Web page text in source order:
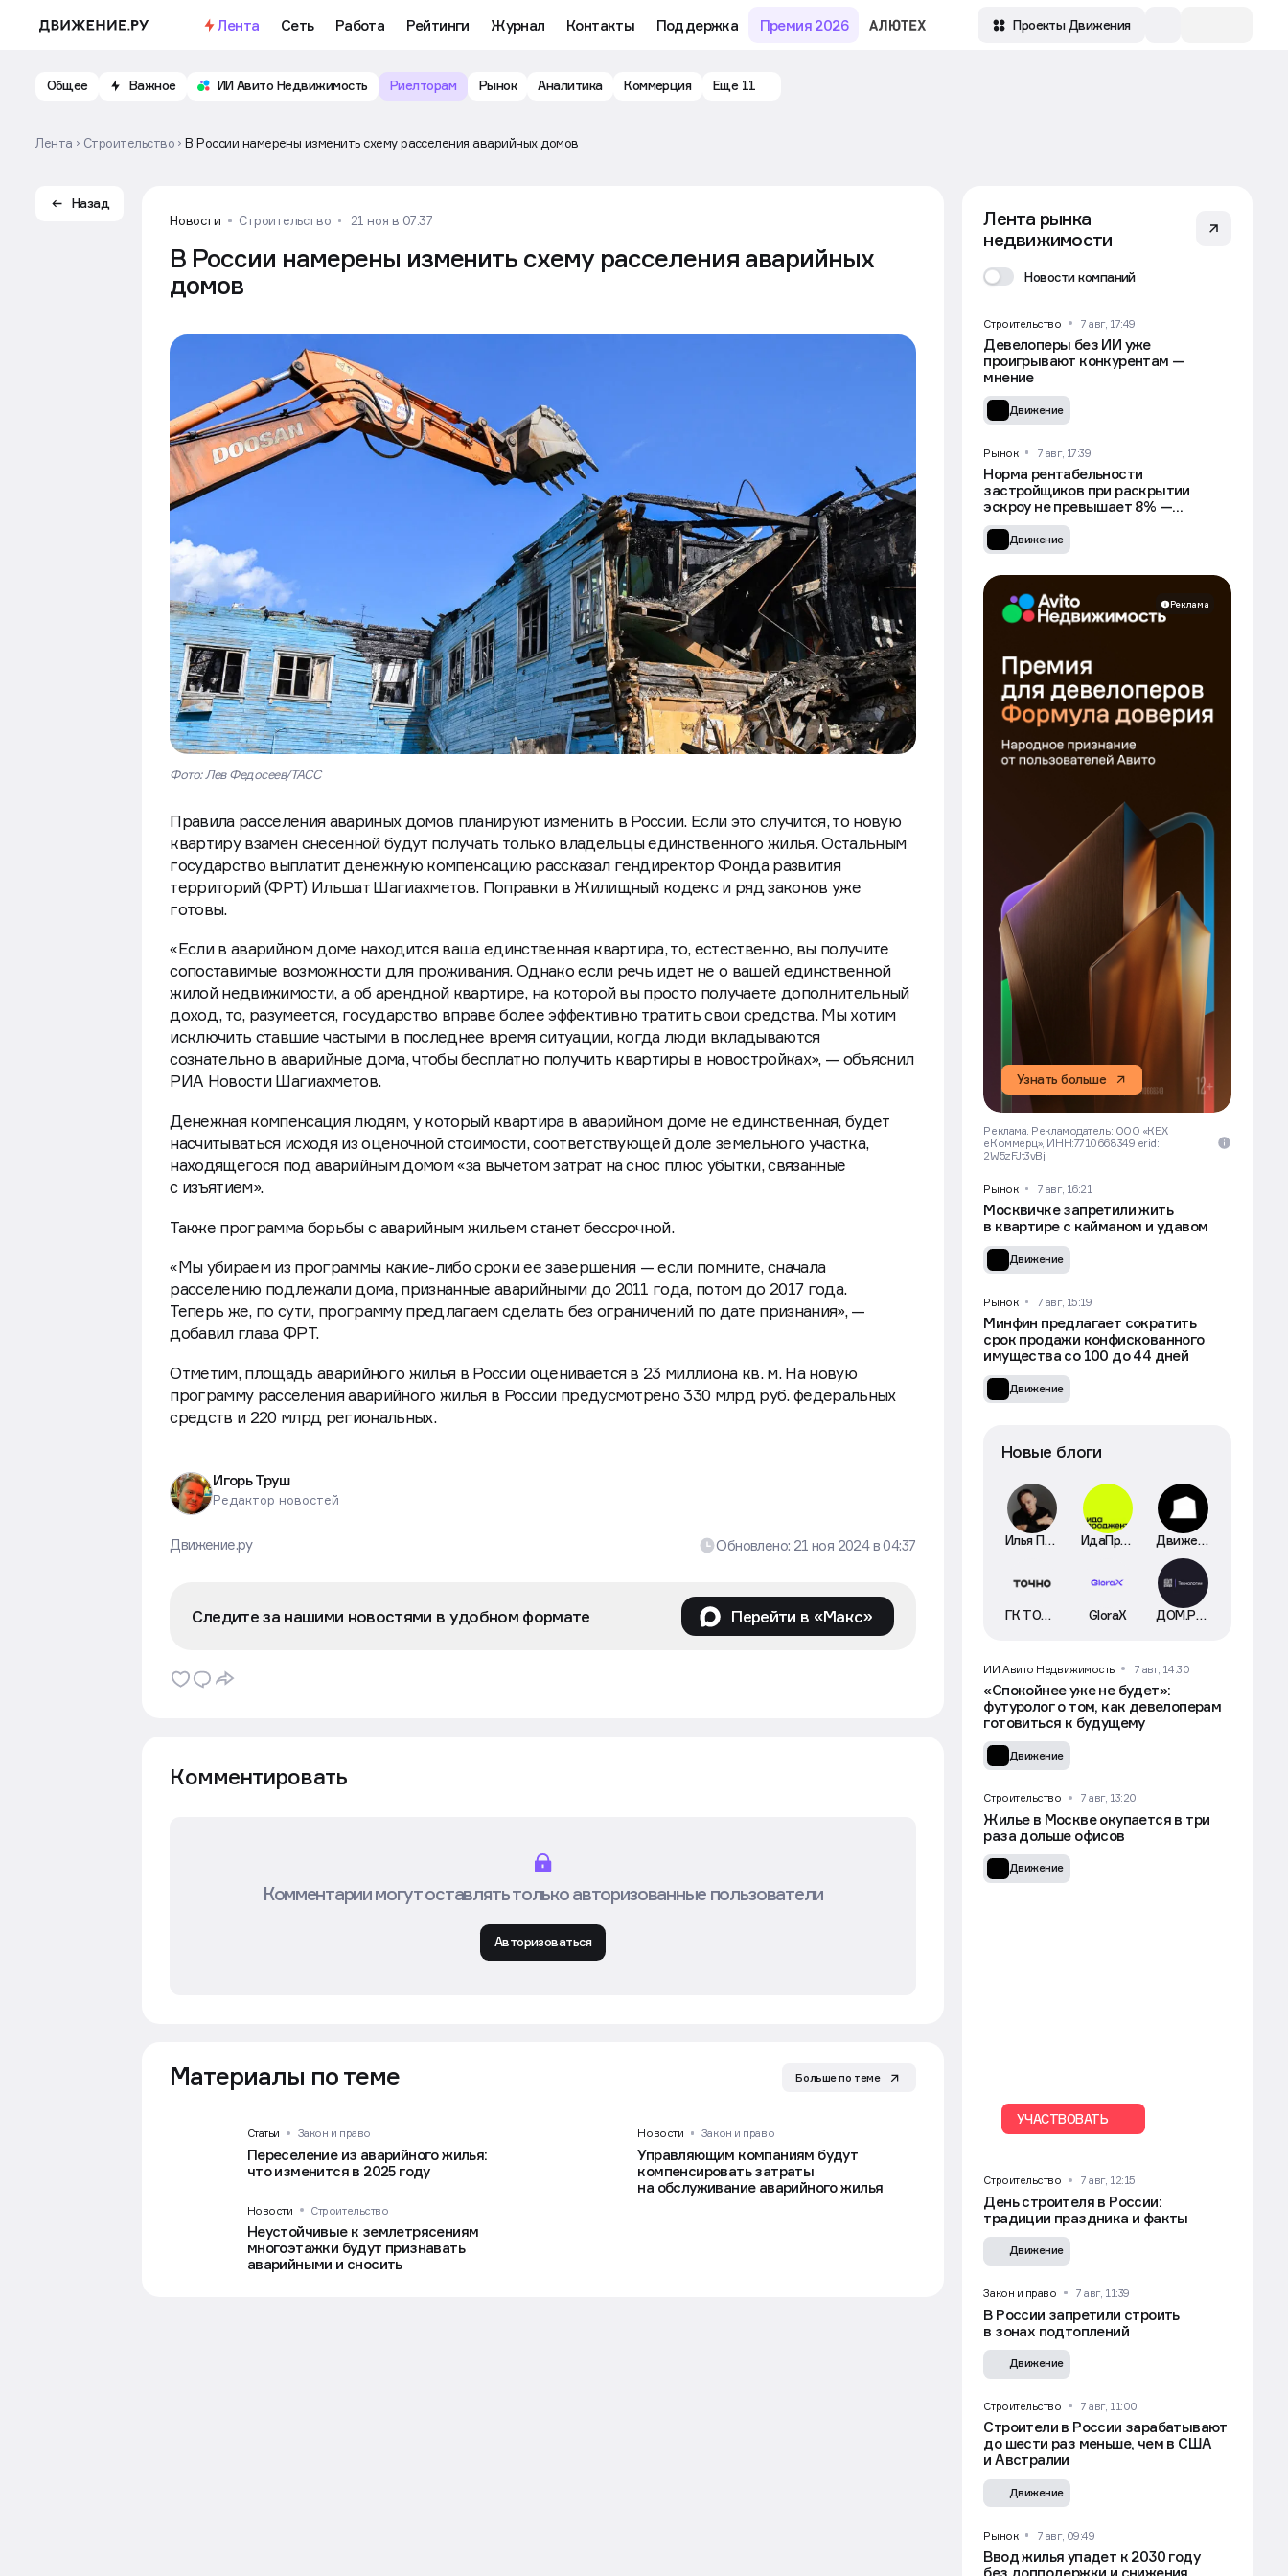
Лента Сеть Работа Рейтинги Журнал Контакты Поддержка Премия 2026 Проекты Движения
Общее Важное ИИ Авито Недвижимость Риелторам Рынок Аналитика Коммерция Еще 11
Лента Строительство В России намерены изменить схему расселения аварийных домов
Назад
Новости
Строительство 21 ноя в 07:37
В России намерены изменить схему расселения аварийных
домов
Фото: Лев Федосеев/ТАСС
Правила расселения авариных домов планируют изменить в России. Если это случится, то новую
квартиру взамен снесенной будут получать только владельцы единственного жилья. Остальным
государство выплатит денежную компенсацию рассказал гендиректор Фонда развития
территорий (ФРТ) Ильшат Шагиахметов. Поправки в Жилищный кодекс и ряд законов уже
готовы.
«Если в аварийном доме находится ваша единственная квартира, то, естественно, вы получите
сопоставимые возможности для проживания. Однако если речь идет не о вашей единственной
жилой недвижимости, а об арендной квартире, на которой вы просто получаете дополнительный
доход, то, разумеется, государство вправе более эффективно тратить свои средства. Мы хотим
исключить ставшие частыми в последнее время ситуации, когда люди вкладываются
сознательно в аварийные дома, чтобы бесплатно получить квартиры в новостройках», — объяснил
РИА Новости Шагиахметов.
Денежная компенсация людям, у который квартира в аварийном доме не единственная, будет
насчитываться исходя из оценочной стоимости, соответствующей доле земельного участка,
находящегося под аварийным домом «за вычетом затрат на снос плюс убытки, связанные
с изъятием».
Также программа борьбы с аварийным жильем станет бессрочной.
«Мы убираем из программы какие-либо сроки ее завершения — если помните, сначала
расселению подлежали дома, признанные аварийными до 2011 года, потом до 2017 года.
Теперь же, по сути, программу предлагаем сделать без ограничений по дате признания», —
добавил глава ФРТ.
Отметим, площадь аварийного жилья в России оценивается в 23 миллиона кв. м. На новую
программу расселения аварийного жилья в России предусмотрено 330 млрд руб. федеральных
средств и 220 млрд региональных.
Игорь Труш
Редактор новостей
Движение.ру Обновлено: 21 ноя 2024в04:37
Следите за нашими новостями в удобном формате Перейти в «Макс»
Комментировать
Комментарии могут оставлять только авторизованные пользователи
Авторизоваться
Материалы по теме Больше по теме
Статьи Закон и право
Переселение из аварийного жилья:
что изменится в 2025 году
Новости Закон и право
Управляющим компаниям будут
компенсировать затраты
на обслуживание аварийного жилья
Новости Строительство
Неустойчивые к землетрясениям
многоэтажки будут признавать
аварийными и сносить
Строительство 7 авг в 12:15
Лента рынка
недвижимости
Новости компаний
Строительство 7 авг, 17:49
Девелоперы без ИИ уже
проигрывают конкурентам —
мнение
Движение
Рынок 7 авг, 17:39
Норма рентабельности
застройщиков при раскрытии
эскроу не превышает 8% —
Минстрой
Движение
Реклама
Узнать больше
Реклама. Рекламодатель: ООО «КЕХ
еКоммерц», ИНН:7710668349 erid:
2W5zFJt3vBj
Рынок 7 авг, 16:21
Москвичке запретили жить
в квартире с кайманом и удавом
Движение
Рынок 7 авг, 15:19
Минфин предлагает сократить
срок продажи конфискованного
имущества со 100 до 44 дней
Движение
Новые блоги
Илья Пискулин ИдаПроджект Движение
ГК ТОЧНО GloraX ДОМ.РФ Технологии
ИИ Авито Недвижимость 7 авг, 14:30
«Спокойнее уже не будет»:
футуролог о том, как девелоперам
готовиться к будущему
Движение
Строительство 7 авг, 13:20
Жилье в Москве окупается в три
раза дольше офисов
Движение
УЧАСТВОВАТЬ
Строительство 7 авг, 12:15
День строителя в России:
традиции праздника и факты
Движение
Закон и право 7 авг, 11:39
В России запретили строить
в зонах подтоплений
Движение
Строительство 7 авг, 11:00
Строители в России зарабатывают
до шести раз меньше, чем в США
и Австралии
Движение
Рынок 7 авг, 09:49
Ввод жилья упадет к 2030 году
без допподержки и снижения